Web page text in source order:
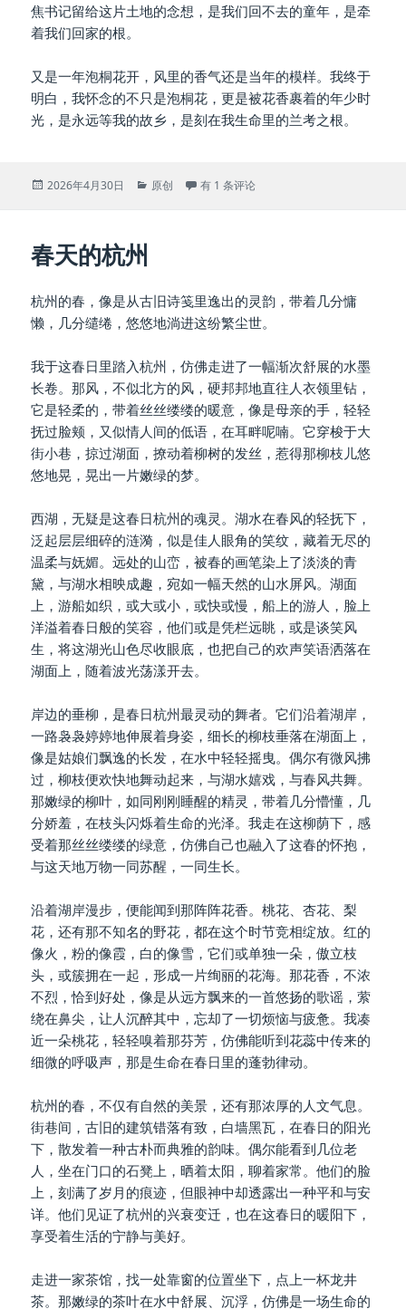
焦书记留给这片土地的念想，是我们回不去的童年，是牵
着我们回家的根。
又是一年泡桐花开，风里的香气还是当年的模样。我终于
明白，我怀念的不只是泡桐花，更是被花香裹着的年少时
光，是永远等我的故乡，是刻在我生命里的兰考之根。
Posted
2026年4月30日 Categories
原创 泡桐花
有 1 条评论
春天的杭州
杭州的春，像是从古旧诗笺里逸出的灵韵，带着几分慵
懒，几分缱绻，悠悠地淌进这纷繁尘世。
我于这春日里踏入杭州，仿佛走进了一幅渐次舒展的水墨
长卷。那风，不似北方的风，硬邦邦地直往人衣领里钻，
它是轻柔的，带着丝丝缕缕的暖意，像是母亲的手，轻轻
抚过脸颊，又似情人间的低语，在耳畔呢喃。它穿梭于大
街小巷，掠过湖面，撩动着柳树的发丝，惹得那柳枝儿悠
悠地晃，晃出一片嫩绿的梦。
西湖，无疑是这春日杭州的魂灵。湖水在春风的轻抚下，
泛起层层细碎的涟漪，似是佳人眼角的笑纹，藏着无尽的
温柔与妩媚。远处的山峦，被春的画笔染上了淡淡的青
黛，与湖水相映成趣，宛如一幅天然的山水屏风。湖面
上，游船如织，或大或小，或快或慢，船上的游人，脸上
洋溢着春日般的笑容，他们或是凭栏远眺，或是谈笑风
生，将这湖光山色尽收眼底，也把自己的欢声笑语洒落在
湖面上，随着波光荡漾开去。
岸边的垂柳，是春日杭州最灵动的舞者。它们沿着湖岸，
一路袅袅婷婷地伸展着身姿，细长的柳枝垂落在湖面上，
像是姑娘们飘逸的长发，在水中轻轻摇曳。偶尔有微风拂
过，柳枝便欢快地舞动起来，与湖水嬉戏，与春风共舞。
那嫩绿的柳叶，如同刚刚睡醒的精灵，带着几分懵懂，几
分娇羞，在枝头闪烁着生命的光泽。我走在这柳荫下，感
受着那丝丝缕缕的绿意，仿佛自己也融入了这春的怀抱，
与这天地万物一同苏醒，一同生长。
沿着湖岸漫步，便能闻到那阵阵花香。桃花、杏花、梨
花，还有那不知名的野花，都在这个时节竞相绽放。红的
像火，粉的像霞，白的像雪，它们或单独一朵，傲立枝
头，或簇拥在一起，形成一片绚丽的花海。那花香，不浓
不烈，恰到好处，像是从远方飘来的一首悠扬的歌谣，萦
绕在鼻尖，让人沉醉其中，忘却了一切烦恼与疲惫。我凑
近一朵桃花，轻轻嗅着那芬芳，仿佛能听到花蕊中传来的
细微的呼吸声，那是生命在春日里的蓬勃律动。
杭州的春，不仅有自然的美景，还有那浓厚的人文气息。
街巷间，古旧的建筑错落有致，白墙黑瓦，在春日的阳光
下，散发着一种古朴而典雅的韵味。偶尔能看到几位老
人，坐在门口的石凳上，晒着太阳，聊着家常。他们的脸
上，刻满了岁月的痕迹，但眼神中却透露出一种平和与安
详。他们见证了杭州的兴衰变迁，也在这春日的暖阳下，
享受着生活的宁静与美好。
走进一家茶馆，找一处靠窗的位置坐下，点上一杯龙井
茶。那嫩绿的茶叶在水中舒展、沉浮，仿佛是一场生命的